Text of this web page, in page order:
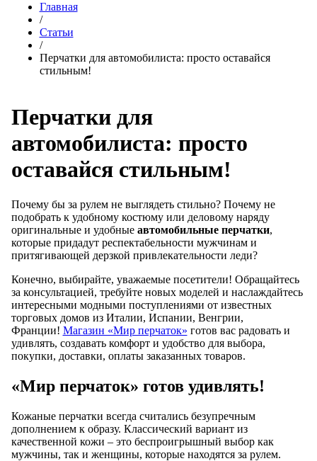
Главная
/
Статьи
/
Перчатки для автомобилиста: просто оставайся
стильным!
Перчатки для
автомобилиста: просто
оставайся стильным!
Почему бы за рулем не выглядеть стильно? Почему не
подобрать к удобному костюму или деловому наряду
оригинальные и удобные автомобильные перчатки,
которые придадут респектабельности мужчинам и
притягивающей дерзкой привлекательности леди?
Конечно, выбирайте, уважаемые посетители! Обращайтесь
за консультацией, требуйте новых моделей и наслаждайтесь
интересными модными поступлениями от известных
торговых домов из Италии, Испании, Венгрии,
Франции! Магазин «Мир перчаток» готов вас радовать и
удивлять, создавать комфорт и удобство для выбора,
покупки, доставки, оплаты заказанных товаров.
«Мир перчаток» готов удивлять!
Кожаные перчатки всегда считались безупречным
дополнением к образу. Классический вариант из
качественной кожи – это беспроигрышный выбор как
мужчины, так и женщины, которые находятся за рулем.